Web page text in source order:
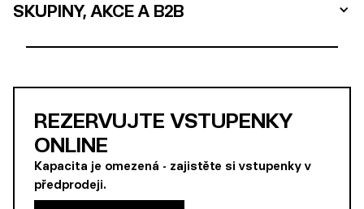
SKUPINY, AKCE A B2B
REZERVUJTE VSTUPENKY
ONLINE
Kapacita je omezená - zajistěte si vstupenky v
předprodeji.